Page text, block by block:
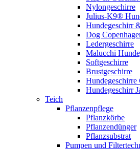
Nylongeschirre
Julius-K9®
Hundegeschirr
Dog
Ledergeschirre
Malucchi
Softgeschirre
Brustgeschirre
Hundegeschirre
Hundegeschirr
Teich
Pflanzenpflege
Pflanzkörbe
Pflanzendünger
Pflanzsubstrat
Pumpen und